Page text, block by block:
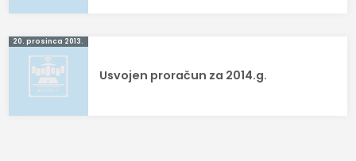
20. prosinca 2013.
Usvojen proračun za 2014.g.